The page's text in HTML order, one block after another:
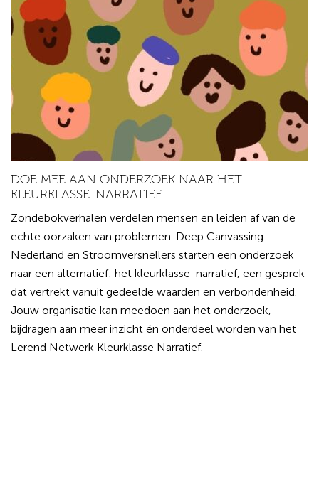
DOE MEE AAN ONDERZOEK NAAR HET
KLEURKLASSE-NARRATIEF
Zondebokverhalen verdelen mensen en leiden af van de
echte oorzaken van problemen. Deep Canvassing
Nederland en Stroomversnellers starten een onderzoek
naar een alternatief: het kleurklasse-narratief, een gesprek
dat vertrekt vanuit gedeelde waarden en verbondenheid.
Jouw organisatie kan meedoen aan het onderzoek,
bijdragen aan meer inzicht én onderdeel worden van het
Lerend Netwerk Kleurklasse Narratief.